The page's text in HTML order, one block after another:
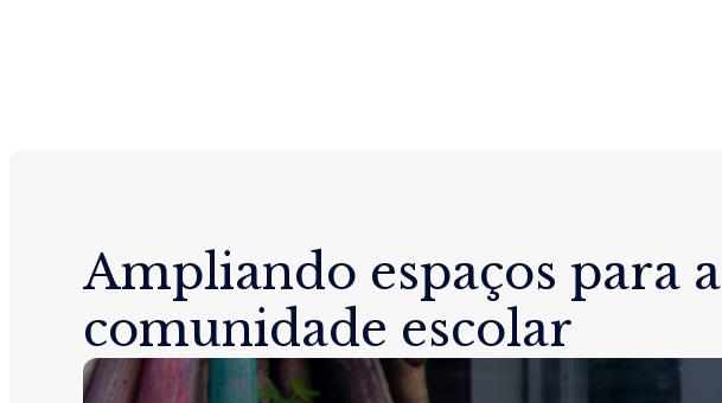
Ampliando espaços para a
comunidade escolar